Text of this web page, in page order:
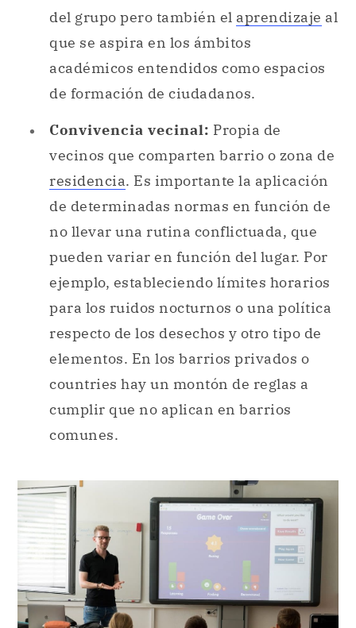
del grupo pero también el aprendizaje al
que se aspira en los ámbitos
académicos entendidos como espacios
de formación de ciudadanos.
Convivencia vecinal: Propia de
vecinos que comparten barrio o zona de
residencia. Es importante la aplicación
de determinadas normas en función de
no llevar una rutina conflictuada, que
pueden variar en función del lugar. Por
ejemplo, estableciendo límites horarios
para los ruidos nocturnos o una política
respecto de los desechos y otro tipo de
elementos. En los barrios privados o
countries hay un montón de reglas a
cumplir que no aplican en barrios
comunes.